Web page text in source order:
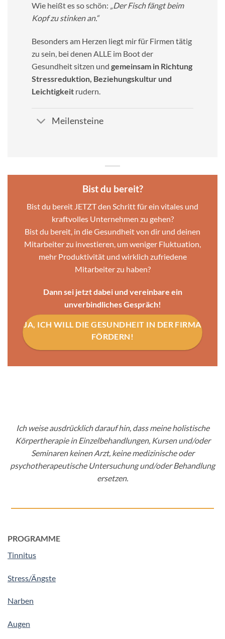
Wie heißt es so schön: „Der Fisch fängt beim
Kopf zu stinken an.“
Besonders am Herzen liegt mir für Firmen tätig
zu sein, bei denen ALLE im Boot der
Gesundheit sitzen und gemeinsam in Richtung
Stressreduktion, Beziehungskultur und
Leichtigkeitrudern.
Meilensteine
Bist du bereit?
Bist du bereit JETZT den Schritt für ein vitales und
kraftvolles Unternehmen zu gehen?
Bist du bereit, in die Gesundheit von dir und deinen
Mitarbeiter zu investieren, um weniger Fluktuation,
mehr Produktivität und wirklich zufriedene
Mitarbeiter zu haben?
Dann sei jetzt dabei und vereinbare ein
unverbindliches Gespräch!
JA, ICH WILL DIE GESUNDHEIT IN DER FIRMA
FÖRDERN!
Ich weise ausdrücklich darauf hin, dass meine holistische
Körpertherapie in Einzelbehandlungen, Kursen und/oder
Seminaren keinen Arzt, keine medizinische oder
psychotherapeutische Untersuchung und/oder Behandlung
ersetzen.
PROGRAMME
Tinnitus
Stress/Ängste
Narben
Augen